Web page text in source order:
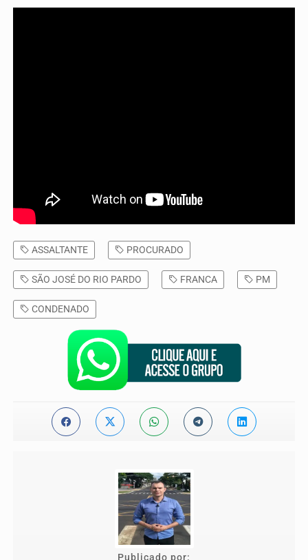
ASSALTANTE PROCURADO
SÃO JOSÉ DO RIO PARDO FRANCA PM
CONDENADO